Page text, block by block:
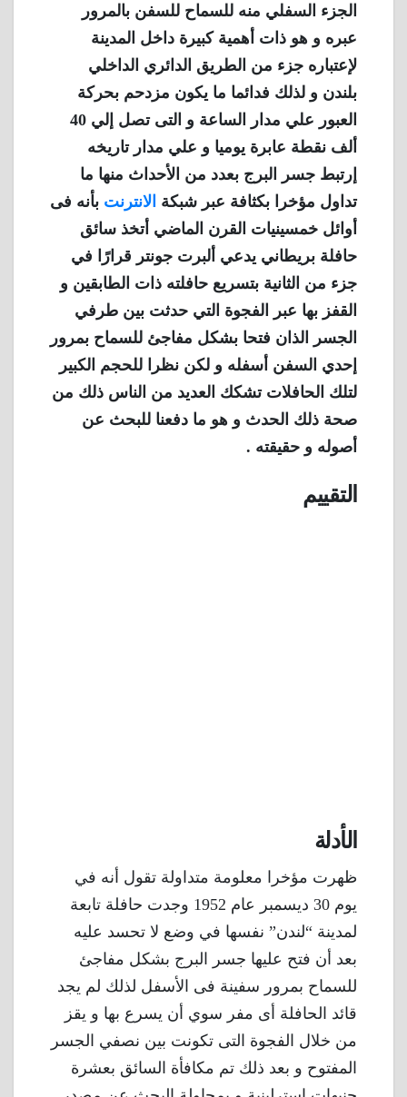
الجزء السفلي منه للسماح للسفن بالمرور
عبره و هو ذات أهمية كبيرة داخل المدينة
لإعتباره جزء من الطريق الدائري الداخلي
بلندن و لذلك فدائما ما يكون مزدحم بحركة
العبور علي مدار الساعة و التى تصل إلي 40
ألف نقطة عابرة يوميا و علي مدار تاريخه
إرتبط جسر البرج بعدد من الأحداث منها ما
تداول مؤخرا بكثافة عبر شبكة الانترنت بأنه فى
أوائل خمسينيات القرن الماضي أتخذ سائق
حافلة بريطاني يدعي ألبرت جونتر قرارًا في
جزء من الثانية بتسريع حافلته ذات الطابقين و
القفز بها عبر الفجوة التي حدثت بين طرفي
الجسر الذان فتحا بشكل مفاجئ للسماح بمرور
إحدي السفن أسفله و لكن نظرا للحجم الكبير
لتلك الحافلات تشكك العديد من الناس ذلك من
صحة ذلك الحدث و هو ما دفعنا للبحث عن
أصوله و حقيقته .
التقييم
الأدلة
ظهرت مؤخرا معلومة متداولة تقول أنه في
يوم 30 ديسمبر عام 1952 وجدت حافلة تابعة
لمدينة “لندن” نفسها في وضع لا تحسد عليه
بعد أن فتح عليها جسر البرج بشكل مفاجئ
للسماح بمرور سفينة فى الأسفل لذلك لم يجد
قائد الحافلة أى مفر سوي أن يسرع بها و يقز
من خلال الفجوة التى تكونت بين نصفي الجسر
المفتوح و بعد ذلك تم مكافأة السائق بعشرة